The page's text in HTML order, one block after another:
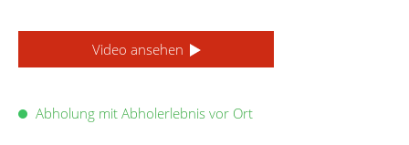
Video ansehen
Abholung mit Abholerlebnis vor Ort